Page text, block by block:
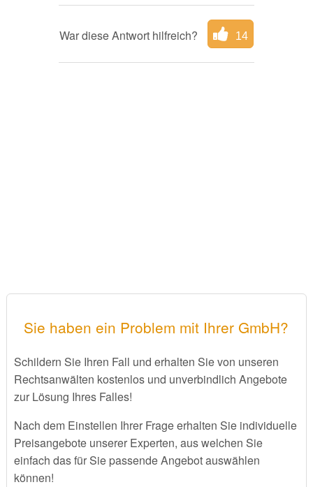
War diese Antwort hilfreich? 14
Sie haben ein Problem mit Ihrer GmbH?
Schildern Sie Ihren Fall und erhalten Sie von unseren
Rechtsanwälten kostenlos und unverbindlich Angebote
zur Lösung Ihres Falles!
Nach dem Einstellen Ihrer Frage erhalten Sie individuelle
Preisangebote unserer Experten, aus welchen Sie
einfach das für Sie passende Angebot auswählen
können!